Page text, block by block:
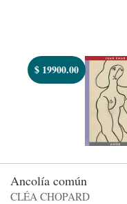
$ 19900.00
Ancolía común
CLÉA CHOPARD